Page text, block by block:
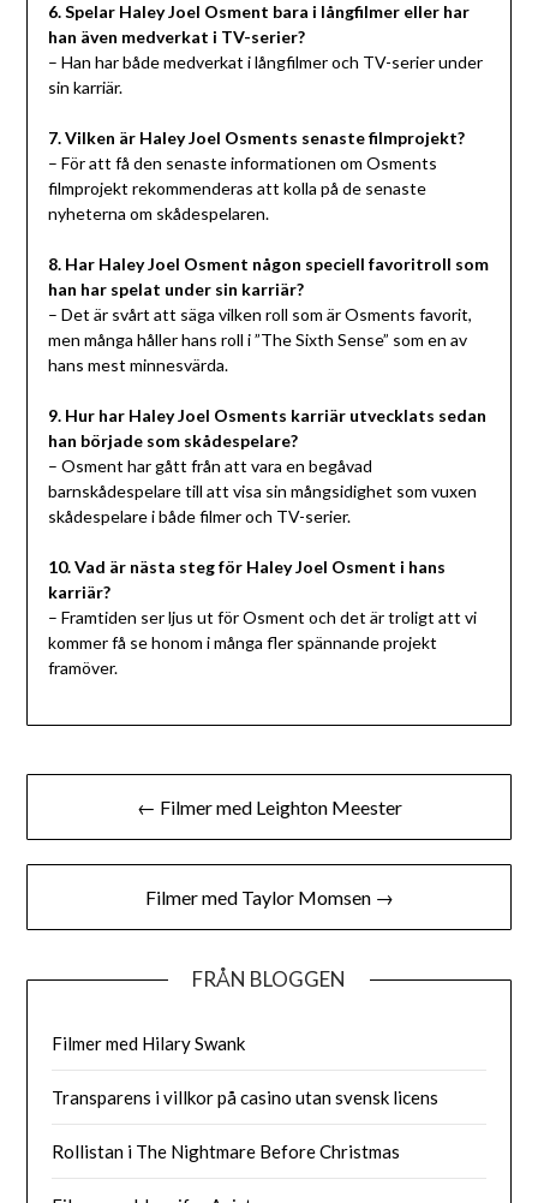
6. Spelar Haley Joel Osment bara i långfilmer eller har
han även medverkat i TV-serier?
– Han har både medverkat i långfilmer och TV-serier under
sin karriär.
7. Vilken är Haley Joel Osments senaste filmprojekt?
– För att få den senaste informationen om Osments
filmprojekt rekommenderas att kolla på de senaste
nyheterna om skådespelaren.
8. Har Haley Joel Osment någon speciell favoritroll som
han har spelat under sin karriär?
– Det är svårt att säga vilken roll som är Osments favorit,
men många håller hans roll i ”The Sixth Sense” som en av
hans mest minnesvärda.
9. Hur har Haley Joel Osments karriär utvecklats sedan
han började som skådespelare?
– Osment har gått från att vara en begåvad
barnskådespelare till att visa sin mångsidighet som vuxen
skådespelare i både filmer och TV-serier.
10. Vad är nästa steg för Haley Joel Osment i hans
karriär?
– Framtiden ser ljus ut för Osment och det är troligt att vi
kommer få se honom i många fler spännande projekt
framöver.
Inläggsnavigering
← Filmer med Leighton Meester
Filmer med Taylor Momsen →
FRÅN BLOGGEN
Filmer med Hilary Swank
Transparens i villkor på casino utan svensk licens
Rollistan i The Nightmare Before Christmas